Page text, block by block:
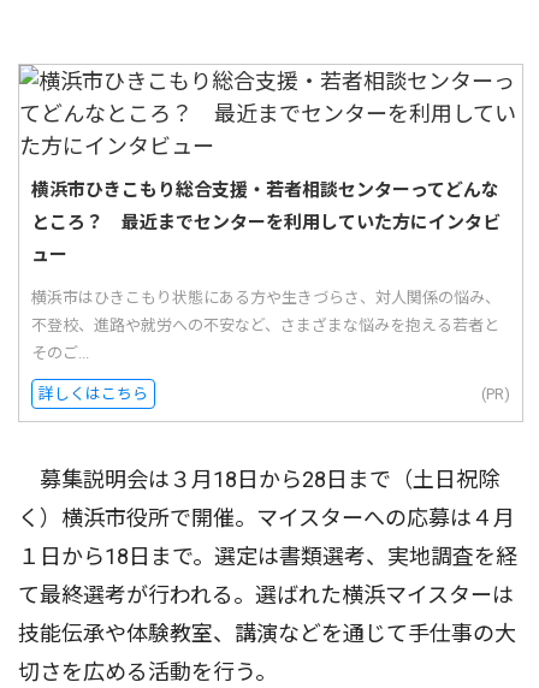
横浜市ひきこもり総合支援・若者相談センターってどんな
ところ？ 最近までセンターを利用していた方にインタビ
ュー
横浜市はひきこもり状態にある方や生きづらさ、対人関係の悩み、
不登校、進路や就労への不安など、さまざまな悩みを抱える若者と
そのご...
詳しくはこちら (PR)
募集説明会は３月18日から28日まで（土日祝除
く）横浜市役所で開催。マイスターへの応募は４月
１日から18日まで。選定は書類選考、実地調査を経
て最終選考が行われる。選ばれた横浜マイスターは
技能伝承や体験教室、講演などを通じて手仕事の大
切さを広める活動を行う。